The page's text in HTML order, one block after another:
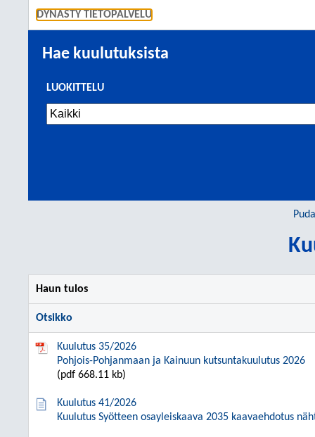
DYNASTY TIETOPALVELU
Hae kuulutuksista
LUOKITTELU
Haun tulos
Otsikko
Kuulutus 35/2026
Pohjois-Pohjanmaan ja Kainuun kutsuntakuulutus 2026
(pdf 668.11 kb)
Kuulutus 41/2026
Kuulutus Syötteen osayleiskaava 2035 kaavaehdotus